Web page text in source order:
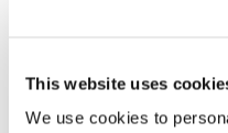
This website uses
We use cookies to
alla moratoria
ammettere piani con